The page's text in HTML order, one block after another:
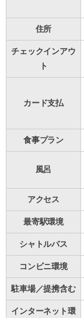
住所
チェックインアウ
ト
カード支払
食事プラン
風呂
アクセス
最寄駅環境
シャトルバス
コンビニ環境
駐車場／提携含む
インターネット環